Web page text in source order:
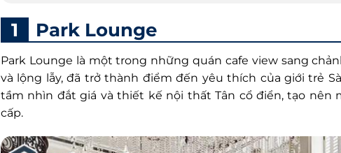
Park Lounge
Park Lounge là một trong những quán cafe view sang
và lộng lẫy, đã trở thành điểm đến yêu thích của giới trẻ
tầm nhìn đắt giá và thiết kế nội thất Tân cổ điển, tạo nên
cấp.